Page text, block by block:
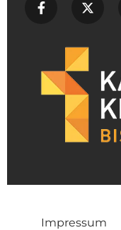
Impressum